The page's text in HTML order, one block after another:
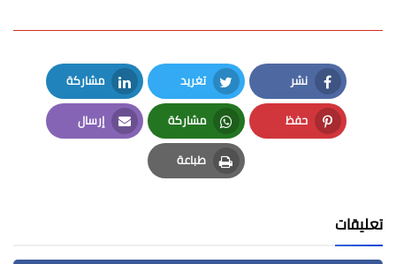
نشر
Facebook
تغريد
Twitter
مشاركة
LinkedIn
حفظ
Pinterest
مشاركة
Whatsapp
إرسال
Email
طباعة
Print
تعليقات